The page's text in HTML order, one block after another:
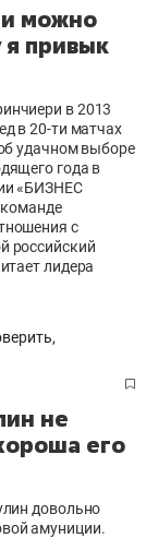
можно
я привык
в 2013
в 20-ти матчах
удачном выборе
года в
«БИЗНЕС
команде
с
российский
лидера
не
его
довольно
амуниции.